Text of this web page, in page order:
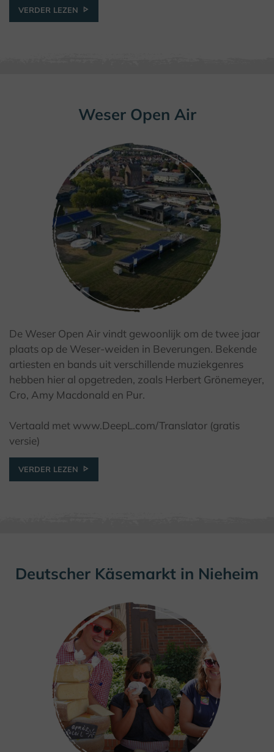
VERDER LEZEN
Weser Open Air
© Yvonne Hartmann
De Weser Open Air vindt gewoonlijk om de twee jaar
plaats op de Weser-weiden in Beverungen. Bekende
artiesten en bands uit verschillende muziekgenres
hebben hier al opgetreden, zoals Herbert Grönemeyer,
Cro, Amy Macdonald en Pur.
Vertaald met www.DeepL.com/Translator (gratis
versie)
VERDER LEZEN
Deutscher Käsemarkt in Nieheim